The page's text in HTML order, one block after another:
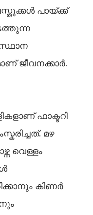
പായ്ക്ക്
ജീവനക്കാർ.
ഫാക്ടറി
മഴ
വെള്ളം
കിണർ